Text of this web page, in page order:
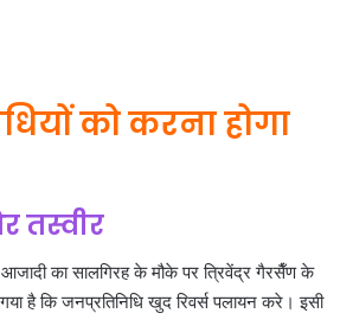
को करना होगा
तस्वीर
आजादी का सालगिरह के मौके पर त्रिवेंद्र गैरसैँण के
है कि जनप्रतिनिधि खुद रिवर्स पलायन करे। इसी